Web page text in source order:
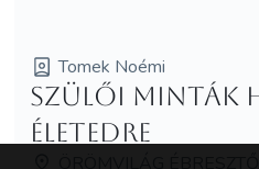
Tomek Noémi
Szülői minták
életedre